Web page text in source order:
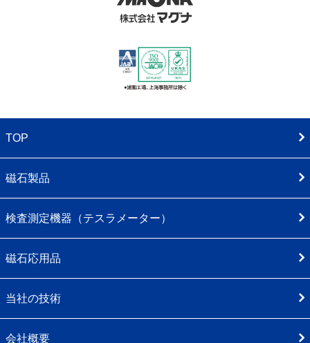
TOP
磁石製品
検査測定機器（テスラメーター）
磁石応用品
当社の技術
会社概要